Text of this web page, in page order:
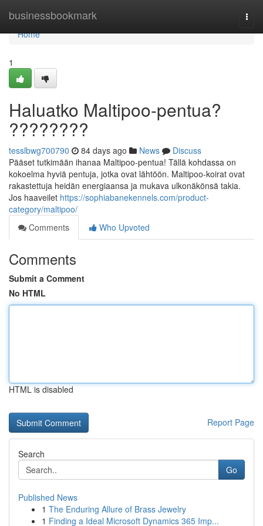
businessbookmark
Home
Home
1
Haluatko Maltipoo-pentua?
????????
tesslbwg700790 84 days ago News
Discuss
Pääset tutkimään ihanaa Maltipoo-pentua! Tällä kohdassa on
kokoelma hyviä pentuja, jotka ovat lähtöön. Maltipoo-koirat ovat
rakastettuja heidän energiaansa ja mukava ulkonäkönsä takia.
Jos haaveilet https://sophiabanekennels.com/product-
category/maltipoo/
Comments
Who Upvoted
Comments
Submit a Comment
No HTML
HTML is disabled
Report Page
Search
Go
Published News
1 The Enduring Allure of Brass Jewelry
1 Finding a Ideal Microsoft Dynamics 365 Imp...